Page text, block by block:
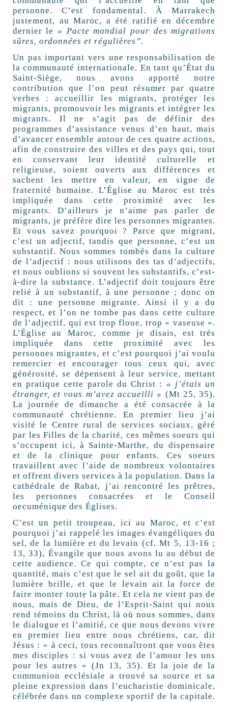
personne. C’est fondamental. À Marrakech
justement, au Maroc, a été ratifié en décembre
dernier le « Pacte mondial pour des migrations
sûres, ordonnées et régulières”.
Un pas important vers une responsabilisation de
la communauté internationale. En tant qu’État du
Saint-Siège, nous avons apporté notre
contribution que l’on peut résumer par quatre
verbes : accueillir les migrants, protéger les
migrants, promouvoir les migrants et intégrer les
migrants. Il ne s’agit pas de définir des
programmes d’assistance venus d’en haut, mais
d’avancer ensemble autour de ces quatre actions,
afin de construire des villes et des pays qui, tout
en conservant leur identité culturelle et
religieuse, soient ouverts aux différences et
sachent les mettre en valeur, en signe de
fraternité humaine. L’Église au Maroc est très
impliquée dans cette proximité avec les
migrants. D’ailleurs je n’aime pas parler de
migrants, je préfère dire les personnes migrantes.
Et vous savez pourquoi ? Parce que migrant,
c’est un adjectif, tandis que personne, c’est un
substantif. Nous sommes tombés dans la culture
de l’adjectif : nous utilisons des tas d’adjectifs,
et nous oublions si souvent les substantifs, c’est-
à-dire la substance. L’adjectif doit toujours être
relié à un substantif, à une personne ; donc on
dit : une personne migrante. Ainsi il y a du
respect, et l’on ne tombe pas dans cette culture
de l’adjectif, qui est trop floue, trop « vaseuse ».
L’Église au Maroc, comme je disais, est très
impliquée dans cette proximité avec les
personnes migrantes, et c’est pourquoi j’ai voulu
remercier et encourager tous ceux qui, avec
générosité, se dépensent à leur service, mettant
en pratique cette parole du Christ : « j’étais un
étranger, et vous m’avez accueilli » (Mt 25, 35).
La journée de dimanche a été consacrée à la
communauté chrétienne. En premier lieu j’ai
visité le Centre rural de services sociaux, géré
par les Filles de la charité, ces mêmes soeurs qui
s’occupent ici, à Sainte-Marthe, du dispensaire
et de la clinique pour enfants. Ces soeurs
travaillent avec l’aide de nombreux volontaires
et offrent divers services à la population. Dans la
cathédrale de Rabat, j’ai rencontré les prêtres,
les personnes consacrées et le Conseil
oecuménique des Églises.
C’est un petit troupeau, ici au Maroc, et c’est
pourquoi j’ai rappelé les images évangéliques du
sel, de la lumière et du levain (cf. Mt 5, 13-16 ;
13, 33), Évangile que nous avons lu au début de
cette audience. Ce qui compte, ce n’est pas la
quantité, mais c’est que le sel ait du goût, que la
lumière brille, et que le levain ait la force de
faire monter toute la pâte. Et cela ne vient pas de
nous, mais de Dieu, de l’Esprit-Saint qui nous
rend témoins du Christ, là où nous sommes, dans
le dialogue et l’amitié, ce que nous devons vivre
en premier lieu entre nous chrétiens, car, dit
Jésus : « à ceci, tous reconnaîtront que vous êtes
mes disciples : si vous avez de l’amour les uns
pour les autres » (Jn 13, 35). Et la joie de la
communion ecclésiale a trouvé sa source et sa
pleine expression dans l’eucharistie dominicale,
célébrée dans un complexe sportif de la capitale.